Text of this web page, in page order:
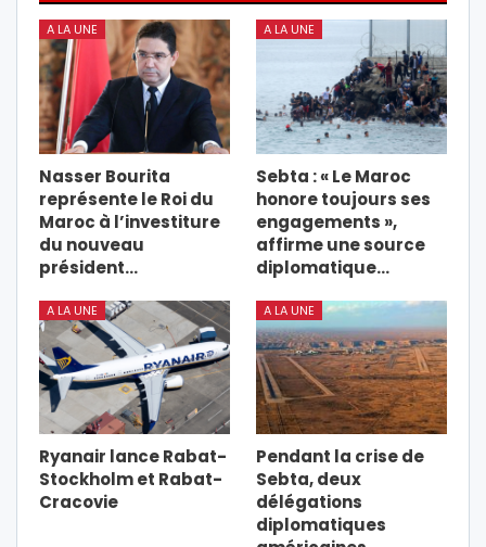
A LA UNE
Nasser Bourita
représente le Roi du
Maroc à l’investiture
du nouveau
président…
A LA UNE
Sebta : « Le Maroc
honore toujours ses
engagements »,
affirme une source
diplomatique…
A LA UNE
Ryanair lance Rabat-
Stockholm et Rabat-
Cracovie
A LA UNE
Pendant la crise de
Sebta, deux
délégations
diplomatiques